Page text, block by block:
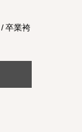
卒業袴